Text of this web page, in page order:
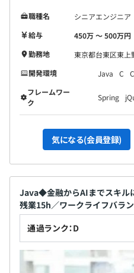
職種名
シニアエンジニア
給与
450万 〜 500万円
勤務地
東京都台東区東上
開発環境
Java C
フレームワー
ク
Spring
気になる(会員登録)
Java◆金融からAIまでスキル
残業15h／ワークライフバラン
通過ランク：D